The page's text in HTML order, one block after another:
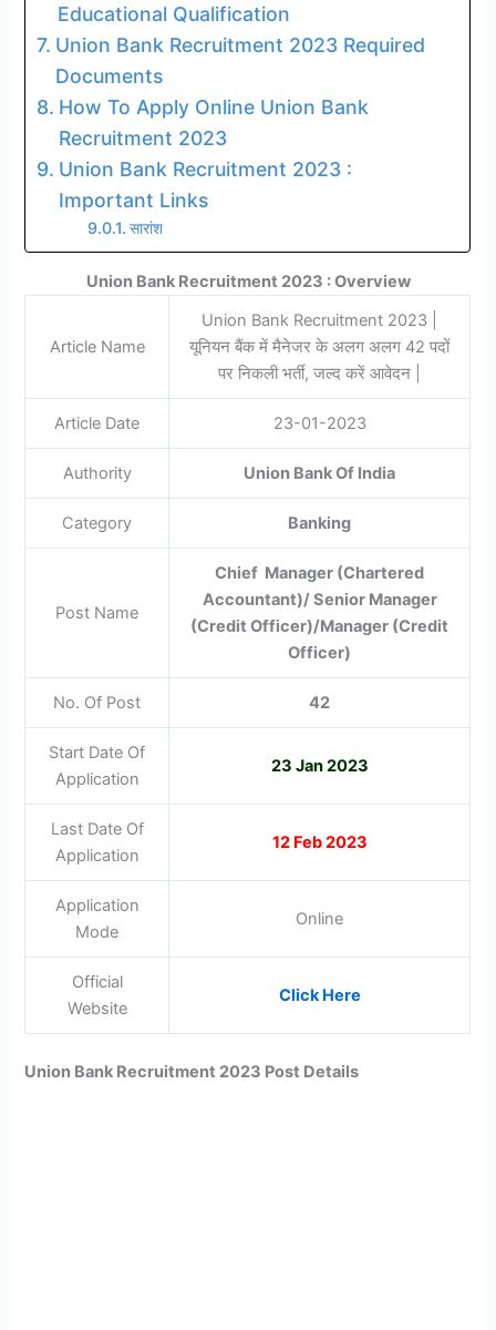
Educational Qualification
Union Bank Recruitment 2023 Required
Documents
How To Apply Online Union Bank
Recruitment 2023
Union Bank Recruitment 2023 :
Important Links
सारांश
Union Bank Recruitment 2023 : Overview
Article Name
Union Bank Recruitment 2023 |
यूनियन बैंक में मैनेजर के अलग अलग 42 पदों
पर निकली भर्ती, जल्द करें आवेदन |
Article Date 23-01-2023
Authority Union Bank Of India
Category Banking
Post Name
Chief Manager (Chartered
Accountant)/ Senior Manager
(Credit Officer)/Manager (Credit
Officer)
No. Of Post 42
Start Date Of
Application
23 Jan 2023
Last Date Of
Application
12 Feb 2023
Application
Mode
Online
Official
Website
Click Here
Union Bank Recruitment 2023 Post Details